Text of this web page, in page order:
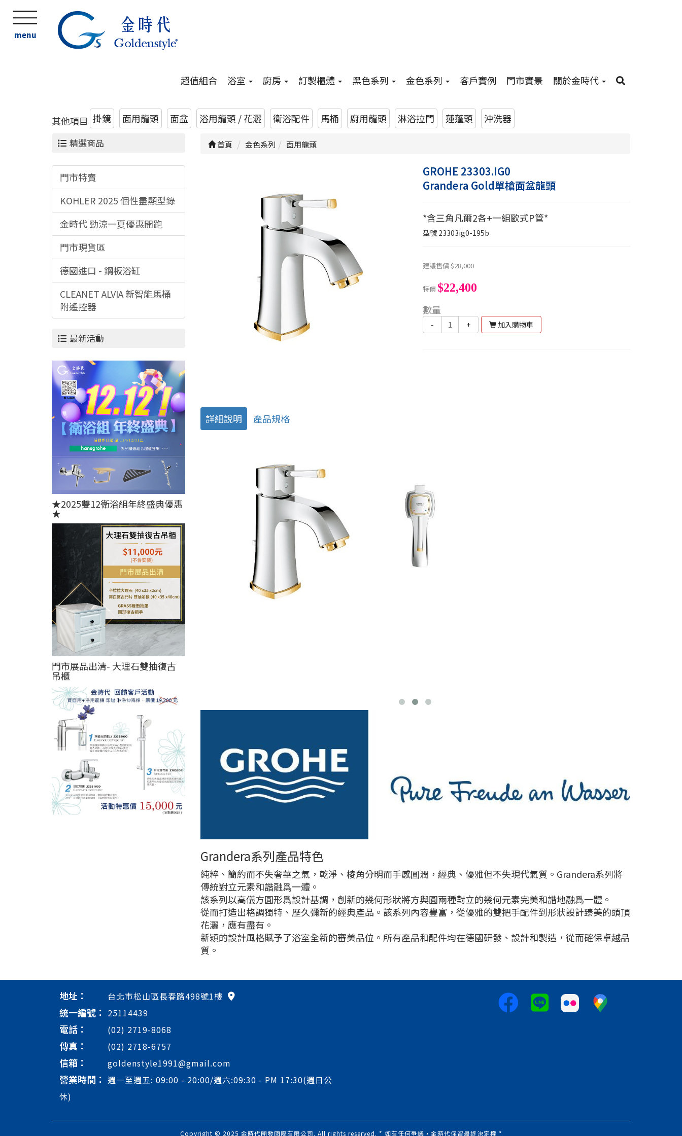
menu
超值組合 浴室 廚房 訂製櫃體 黑色系列 金色系列 客戶實例 門市實景 關於金時代
其他項目 掛鏡 面用龍頭 面盆 浴用龍頭 / 花灑 衛浴配件 馬桶 廚用龍頭 淋浴拉門 蓮蓬頭 沖洗器
精選商品
門市特賣
KOHLER 2025 個性盡顯型錄
金時代 勁涼一夏優惠開跑
門市現貨區
德國進口 - 鋼板浴缸
CLEANET ALVIA 新智能馬桶
附遙控器
最新活動
★2025雙12衛浴組年終盛典優惠
★
門市展品出清- 大理石雙抽復古
吊櫃
首頁 金色系列 面用龍頭
GROHE 23303.IG0
Grandera Gold單槍面盆龍頭
*含三角凡爾2各+一組歐式P管*
型號23303ig0-195b
建議售價$28,000
特價$22,400
數量
- + 加入購物車
詳細說明 產品規格
Grandera系列產品特色
純粹、簡約而不失奢華之氣，乾淨、棱角分明而手感圓潤，經典、優雅但不失現代氣質。Grandera系列將
傳統對立元素和諧融爲一體。
該系列以高儀方圓形爲設計基調，創新的幾何形狀將方與圓兩種對立的幾何元素完美和諧地融爲一體。
從而打造出格調獨特、歷久彌新的經典產品。該系列內容豐富，從優雅的雙把手配件到形狀設計臻美的頭頂
花灑，應有盡有。
新穎的設計風格賦予了浴室全新的審美品位。所有產品和配件均在德國研發、設計和製造，從而確保卓越品
質。
地址： 台北市松山區長春路498號1樓
統一編號： 25114439
電話： (02) 2719-8068
傳真： (02) 2718-6757
信箱： goldenstyle1991@gmail.com
營業時間： 週一至週五: 09:00 - 20:00/週六:09:30 - PM 17:30(週日公
休)
Copyright © 2025 金時代開發國際有限公司. All rights reserved. * 如有任何爭議，金時代保留最終決定權 *